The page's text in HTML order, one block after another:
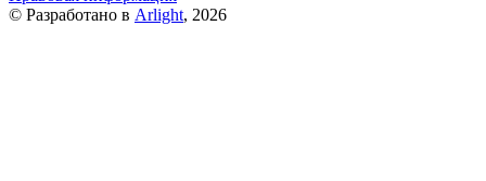
© Разработано в Arlight, 2026